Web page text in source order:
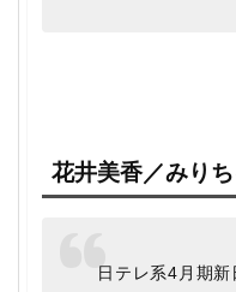
花井美香／みりち
日テレ系4月期